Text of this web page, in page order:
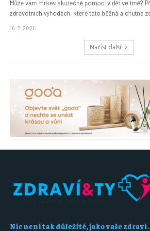
Může vám mrkev skutečně pomoci vidět ve tmě?
zdravotních výhodách, které tato běžná a chutná
16. 7. 2026
Načíst další
Nic není tak důležité, jako vaše zdraví.